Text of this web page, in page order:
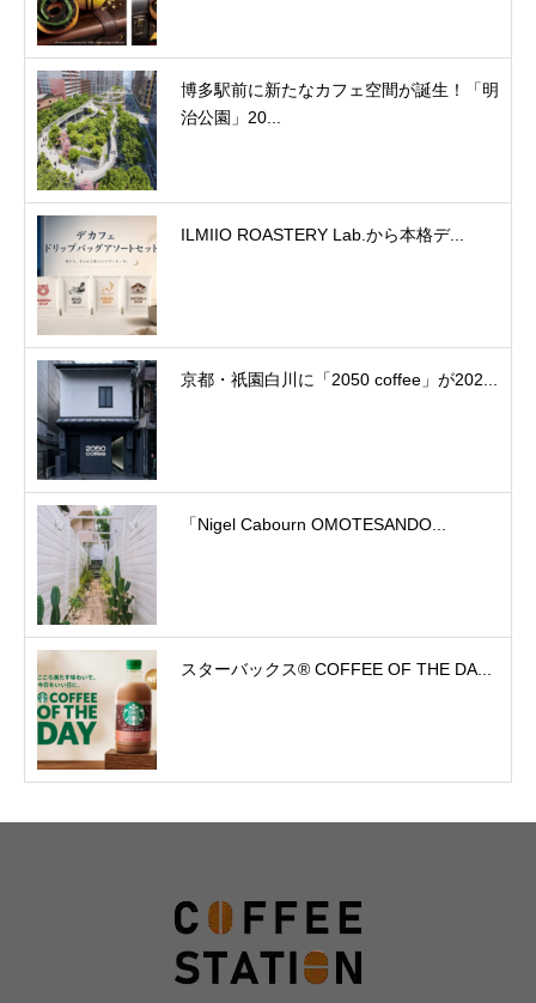
博多駅前に新たなカフェ空間が誕生！「明
治公園」20...
ILMIIO ROASTERY Lab.から本格デ...
京都・祇園白川に「2050 coffee」が202...
「Nigel Cabourn OMOTESANDO...
スターバックス® COFFEE OF THE DA...